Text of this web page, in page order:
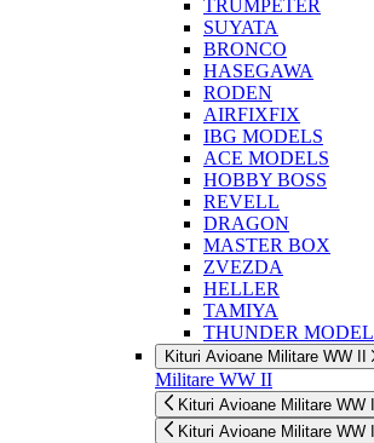
TRUMPETER
SUYATA
BRONCO
HASEGAWA
RODEN
AIRFIXFIX
IBG MODELS
ACE MODELS
HOBBY BOSS
REVELL
DRAGON
MASTER BOX
ZVEZDA
HELLER
TAMIYA
THUNDER MODEL
Kituri Avioane Militare WW II
Militare WW II
Kituri Avioane Militare WW II
Kituri Avioane Militare WW II